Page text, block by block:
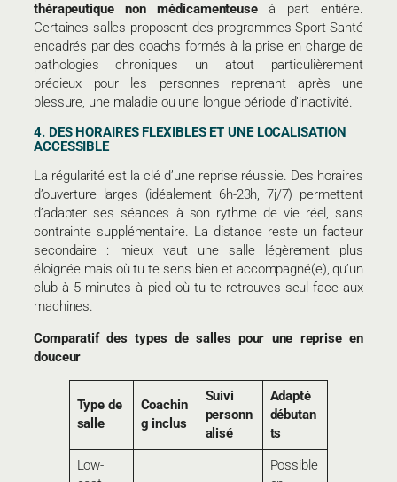
thérapeutique non médicamenteuseà part entière.
Certaines salles proposent des programmes Sport Santé
encadrés par des coachs formés à la prise en charge de
pathologies chroniques un atout particulièrement
précieux pour les personnes reprenant après une
blessure, une maladie ou une longue période d’inactivité.
4. DES HORAIRES FLEXIBLES ET UNE LOCALISATION
ACCESSIBLE
La régularité est la clé d’une reprise réussie. Des horaires
d’ouverture larges (idéalement 6h-23h, 7j/7) permettent
d’adapter ses séances à son rythme de vie réel, sans
contrainte supplémentaire. La distance reste un facteur
secondaire : mieux vaut une salle légèrement plus
éloignée mais où tu te sens bien et accompagné(e), qu’un
club à 5 minutes à pied où tu te retrouves seul face aux
machines.
Comparatif des types de salles pour une reprise en
douceur
Type de
salle
Coachin
g inclus
Suivi
personn
alisé
Adapté
débutan
ts
Low-
Possible